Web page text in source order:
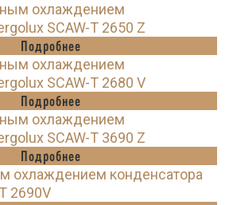
охлаждением
SCAW-T 2650 Z
Подробнее
охлаждением
SCAW-T 2680 V
Подробнее
охлаждением
SCAW-T 3690 Z
Подробнее
охлаждением конденсатора
2690V